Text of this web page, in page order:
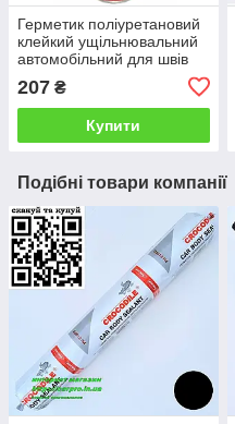
Герметик поліуретановий
клейкий ущільнювальний
автомобільний для швів
чорний 310 мл.
207 ₴
Купити
Подібні товари компанії